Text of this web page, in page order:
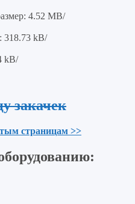
4.52 MB/
318.73 kB/
kB/
закачек
страницам >>